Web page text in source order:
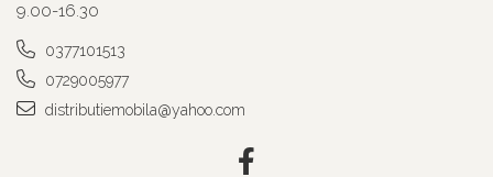
9.00-16.30
0377101513
0729005977
distributiemobila@yahoo.com